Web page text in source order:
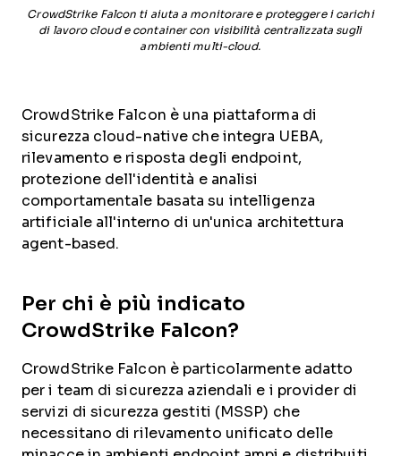
CrowdStrike Falcon ti aiuta a monitorare e proteggere i carichi
di lavoro cloud e container con visibilità centralizzata sugli
ambienti multi-cloud.
CrowdStrike Falcon è una piattaforma di
sicurezza cloud-native che integra UEBA,
rilevamento e risposta degli endpoint,
protezione dell'identità e analisi
comportamentale basata su intelligenza
artificiale all'interno di un'unica architettura
agent-based.
Per chi è più indicato
CrowdStrike Falcon?
CrowdStrike Falcon è particolarmente adatto
per i team di sicurezza aziendali e i provider di
servizi di sicurezza gestiti (MSSP) che
necessitano di rilevamento unificato delle